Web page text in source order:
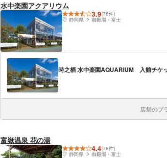
水中楽園アクアリウム
3.9(76件)
静岡県
御殿場・富士
時之栖 水中楽園AQUARIUM 入館チケ
店舗のプ
富嶽温泉 花の湯
4.4(78件)
静岡県
御殿場・富士